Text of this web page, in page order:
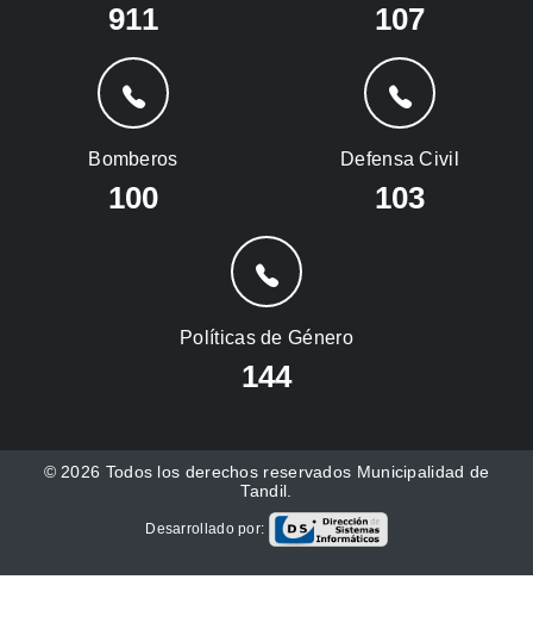
911 107
Bomberos
100
Defensa Civil
103
Políticas de Género
144
© 2026 Todos los derechos reservados Municipalidad de
Tandil.
Desarrollado por: